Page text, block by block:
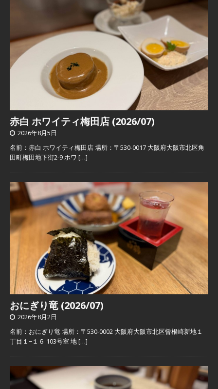
赤白 ホワイティ梅田店 (2026/07)
2026年8月5日
名前：赤白 ホワイティ梅田店 場所：〒530-0017 大阪府大阪市北区角
田町梅田地下街2-9 ホワ […]
おにぎり竜 (2026/07)
2026年8月2日
名前：おにぎり竜 場所：〒530-0002 大阪府大阪市北区曾根崎新地１
丁目１−１６ 103号室 地[…]